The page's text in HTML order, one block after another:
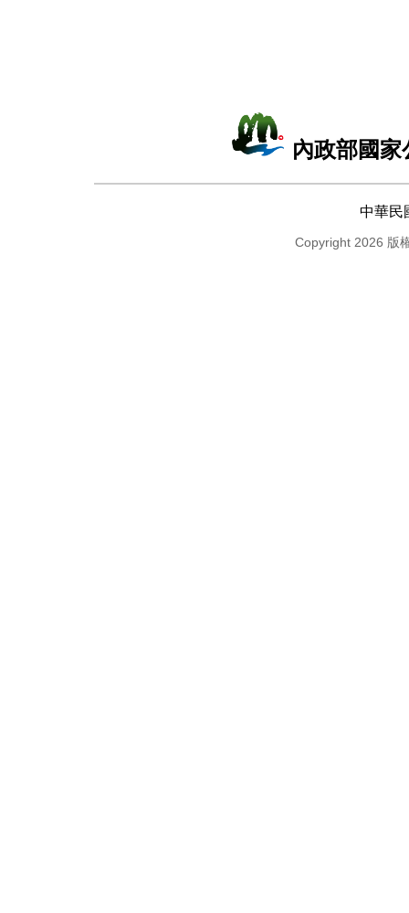
內政部國
中華民
Copyright 2026 版